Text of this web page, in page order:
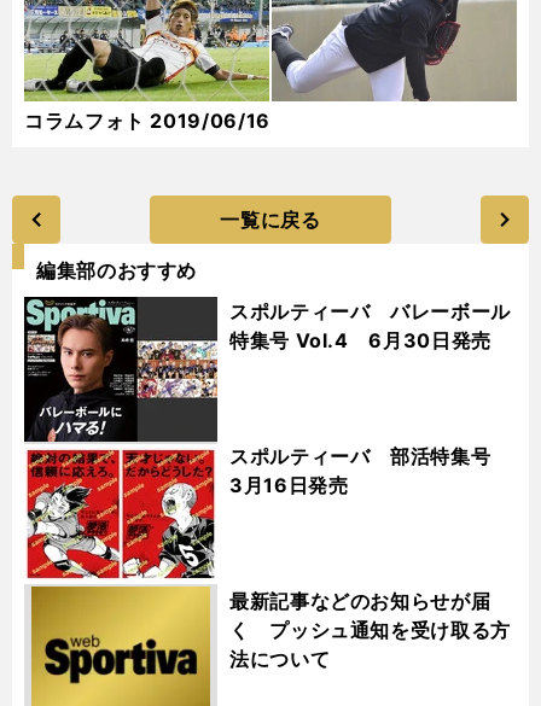
コラムフォト 2019/06/16
一覧に戻る
編集部のおすすめ
スポルティーバ バレーボール
特集号 Vol.4 6月30日発売
スポルティーバ 部活特集号
3月16日発売
最新記事などのお知らせが届
く プッシュ通知を受け取る方
法について